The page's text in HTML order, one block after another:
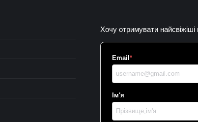
Хочу отримувати найсвіжіші
Email *
Ім'я